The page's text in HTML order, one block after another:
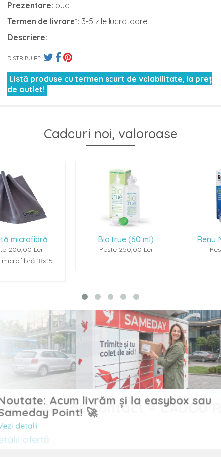
Prezentare: buc
Termen de livrare*: 3-5 zile lucratoare
Descriere:
DISTRIBUIRE:
Listă produse cu termen scurt de valabilitate, la preț
de outlet!
Cadouri noi, valoroase
Bio true (60 ml)
Peste 250,00 Lei
Renu Multiplus
Peste 250,00 Lei
lentile de contact = CADOU
ofertă
Noutate: Acum livrăm și la easybox sau
Sameday Point! 🚀
Vezi detalii